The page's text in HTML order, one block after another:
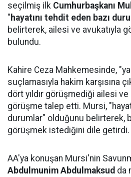
seçilmiş ilk Cumhurbaşkanı
" hayatını tehdit eden bazı
belirterek, ailesi ve avukatıyla
bulundu.
Kahire Ceza Mahkemesinde,
suçlamasıyla hakim karşısına
dört yıldır görüşmediği ailesi
görüşme talep etti. Mursi,
durumlar" olduğunu belirterek,
görüşmek istediğini dile getirdi.
AA'ya konuşan Mursi'nin
Abdulmunim Abdulmaksud da